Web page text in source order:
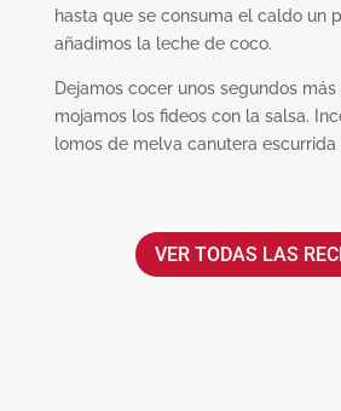
hasta que se consuma el caldo un
añadimos la leche de coco.
Dejamos cocer unos segundos
mojamos los fideos con la salsa.
lomos de melva canutera escurrida
VER TODAS LAS